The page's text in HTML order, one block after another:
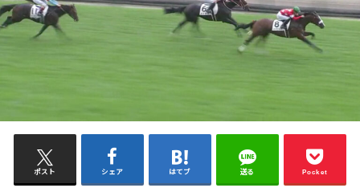
ポスト シェア はてブ 送る Pocket